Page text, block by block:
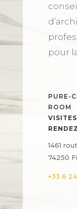
pour
PURE-
ROOM
1461
74250
+33 6